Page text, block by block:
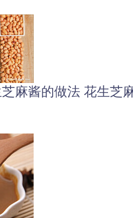
麻酱的做法 花生芝